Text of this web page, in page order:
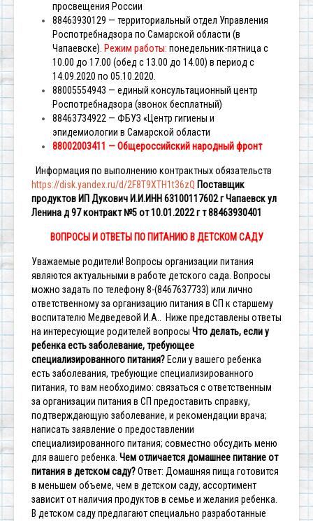
просвещения России
88463930129 — территориальный отдел Управления
Роспотребнадзора по Самарской области (в
Чапаевске). Режим работы: понедельник-пятница с
10.00 до 17.00 (обед с 13.00 до 14.00) в период с
14.09.2020 по 05.10.2020.
88005554943 — единый консультационный центр
Роспотребнадзора (звонок бесплатный)
88463734922 — ФБУЗ «Центр гигиены и
эпидемиологии в Самарской области
88002003411 — Общероссийский народный фронт
Информация по выполнению контрактных обязательств
https://disk.yandex.ru/d/2F8T9XTH1t36zQ Поставщик
продуктов ИП Дукович И.И.ИНН 63100117602 г Чапаевск ул
Ленина д 97 контракт №5 от 10.01.2022 г т 88463930401
ВОПРОСЫ И ОТВЕТЫ ПО ПИТАНИЮ В ДЕТСКОМ САДУ
Уважаемые родители! Вопросы организации питания
являются актуальными в работе детского сада. Вопросы
можно задать по телефону 8-(8467637733) или лично
ответственному за организацию питания в СП к старшему
воспитателю Медведевой И.А.. Ниже представлены ответы
на интересующие родителей вопросы Что делать, если у
ребенка есть заболевание, требующее
специализированного питания? Если у вашего ребенка
есть заболевания, требующие специализированного
питания, то вам необходимо: связаться с ответственным
за организации питания в СП предоставить справку,
подтверждающую заболевание, и рекомендации врача;
написать заявление о предоставлении
специализированного питания; совместно обсудить меню
для вашего ребенка. Чем отличается домашнее питание от
питания в детском саду?Ответ: Домашняя пища готовится
в меньшем объеме, чем в детском саду, ассортимент
зависит от наличия продуктов в семье и желания ребенка.
В детском саду предлагают специально разработанные